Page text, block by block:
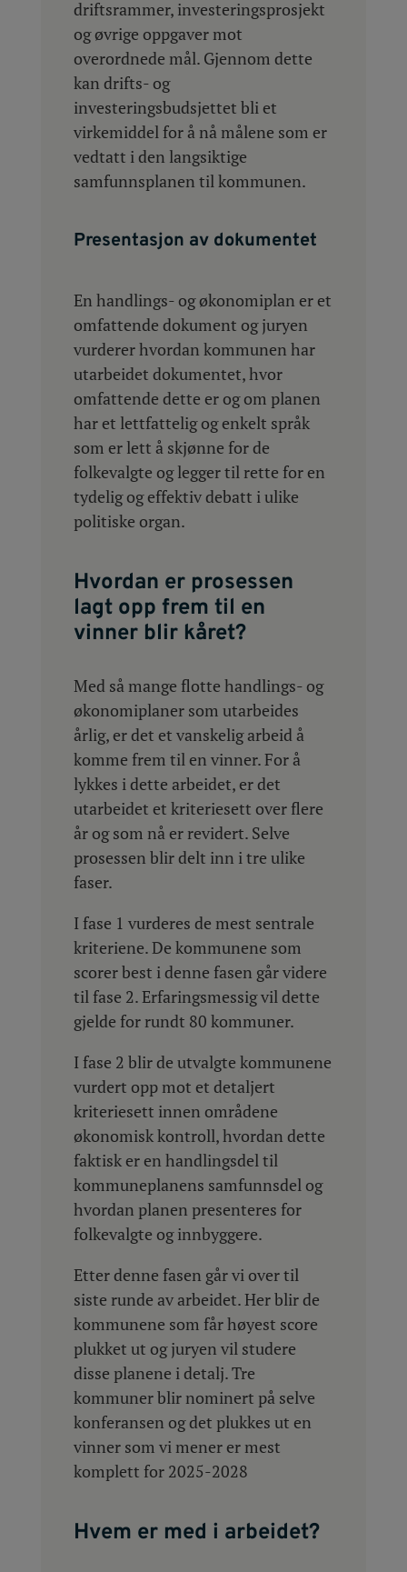
driftsrammer, investeringsprosjekt
og øvrige oppgaver mot
overordnede mål. Gjennom dette
kan drifts- og
investeringsbudsjettet bli et
virkemiddel for å nå målene som er
vedtatt i den langsiktige
samfunnsplanen til kommunen.
Presentasjon av dokumentet
En handlings- og økonomiplan er et
omfattende dokument og juryen
vurderer hvordan kommunen har
utarbeidet dokumentet, hvor
omfattende dette er og om planen
har et lettfattelig og enkelt språk
som er lett å skjønne for de
folkevalgte og legger til rette for en
tydelig og effektiv debatt i ulike
politiske organ.
Hvordan er prosessen
lagt opp frem til en
vinner blir kåret?
Med så mange flotte handlings- og
økonomiplaner som utarbeides
årlig, er det et vanskelig arbeid å
komme frem til en vinner. For å
lykkes i dette arbeidet, er det
utarbeidet et kriteriesett over flere
år og som nå er revidert. Selve
prosessen blir delt inn i tre ulike
faser.
I fase 1 vurderes de mest sentrale
kriteriene. De kommunene som
scorer best i denne fasen går videre
til fase 2. Erfaringsmessig vil dette
gjelde for rundt 80 kommuner.
I fase 2 blir de utvalgte kommunene
vurdert opp mot et detaljert
kriteriesett innen områdene
økonomisk kontroll, hvordan dette
faktisk er en handlingsdel til
kommuneplanens samfunnsdel og
hvordan planen presenteres for
folkevalgte og innbyggere.
Etter denne fasen går vi over til
siste runde av arbeidet. Her blir de
kommunene som får høyest score
plukket ut og juryen vil studere
disse planene i detalj. Tre
kommuner blir nominert på selve
konferansen og det plukkes ut en
vinner som vi mener er mest
komplett for 2025-2028
Hvem er med i arbeidet?